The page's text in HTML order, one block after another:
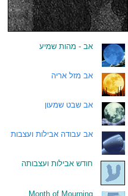
אב - מהות שמיע
אב מזל אריה
אב שבט שמעון
אב עבודה אבילות ועצבות
חודש אבילות ועצבותה
Month of Mourning